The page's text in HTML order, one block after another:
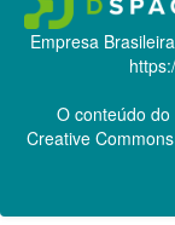
Empresa
O conteúdo
Creative Commons